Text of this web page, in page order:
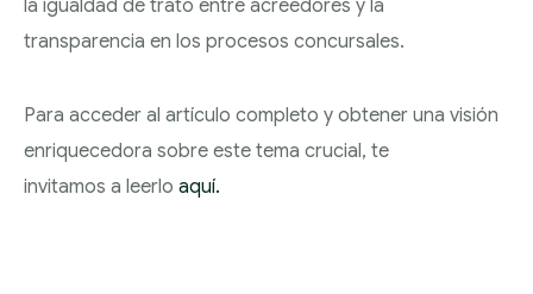
la igualdad de trato entre acreedores y la
transparencia en los procesos concursales.
Para acceder al artículo completo y obtener una visión
enriquecedora sobre este tema crucial, te
invitamos a leerlo aquí.